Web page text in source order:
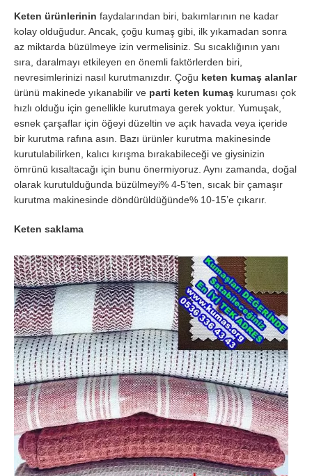
Keten ürünlerinin faydalarından biri, bakımlarının ne kadar
kolay olduğudur. Ancak, çoğu kumaş gibi, ilk yıkamadan sonra
az miktarda büzülmeye izin vermelisiniz. Su sıcaklığının yanı
sıra, daralmayı etkileyen en önemli faktörlerden biri,
nevresimlerinizi nasıl kurutmanızdır. Çoğu keten kumaş alanlar
ürünü makinede yıkanabilir ve parti keten kumaş kuruması çok
hızlı olduğu için genellikle kurutmaya gerek yoktur. Yumuşak,
esnek çarşaflar için öğeyi düzeltin ve açık havada veya içeride
bir kurutma rafına asın. Bazı ürünler kurutma makinesinde
kurutulabilirken, kalıcı kırışma bırakabileceği ve giysinizin
ömrünü kısaltacağı için bunu önermiyoruz. Aynı zamanda, doğal
olarak kurutulduğunda büzülmeyi% 4-5’ten, sıcak bir çamaşır
kurutma makinesinde döndürüldüğünde% 10-15’e çıkarır.
Keten saklama